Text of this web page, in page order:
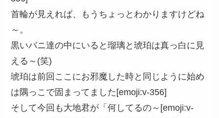
首輪が見えれば、もうちょっとわかりますけどね
～。
黒いバニ達の中にいると瑠璃と琥珀は真っ白に見
える～(笑)
琥珀は前回ここにお邪魔した時と同じように始め
は隅っこで固まってました[emoji:v-356]
そして今回も大地君が「何してるの～[emoji:v-